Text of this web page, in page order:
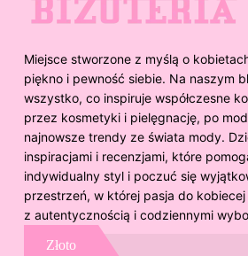
Miejsce stworzone z myślą o
piękno i pewność siebie. Na naszym
wszystko, co inspiruje współczesne
przez kosmetyki i pielęgnację, po
najnowsze trendy ze świata mody.
inspiracjami i recenzjami, które
indywidualny styl i poczuć się
przestrzeń, w której pasja do
z autentycznością i codziennymi
Złoto